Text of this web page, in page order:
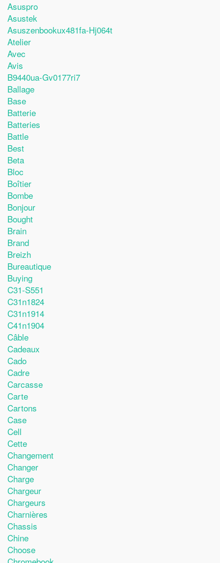
Asuspro
Asustek
Asuszenbookux481fa-Hj064t
Atelier
Avec
Avis
B9440ua-Gv0177ri7
Ballage
Base
Batterie
Batteries
Battle
Best
Beta
Bloc
Boîtier
Bombe
Bonjour
Bought
Brain
Brand
Breizh
Bureautique
Buying
C31-S551
C31n1824
C31n1914
C41n1904
Câble
Cadeaux
Cado
Cadre
Carcasse
Carte
Cartons
Case
Cell
Cette
Changement
Changer
Charge
Chargeur
Chargeurs
Charnières
Chassis
Chine
Choose